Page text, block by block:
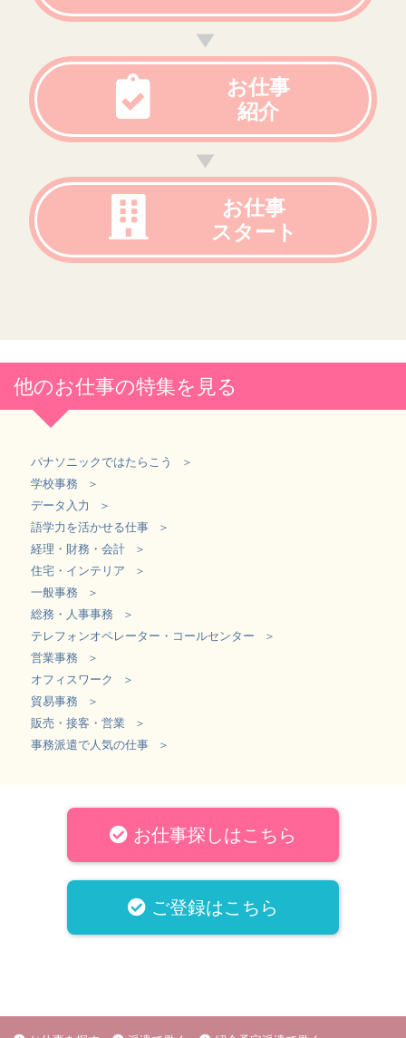
お仕事
紹介
お仕事
スタート
他のお仕事の特集を見る
パナソニックではたらこう
学校事務
データ入力
語学力を活かせる仕事
経理・財務・会計
住宅・インテリア
一般事務
総務・人事事務
テレフォンオペレーター・コールセンター
営業事務
オフィスワーク
貿易事務
販売・接客・営業
事務派遣で人気の仕事
お仕事探しはこちら
ご登録はこちら